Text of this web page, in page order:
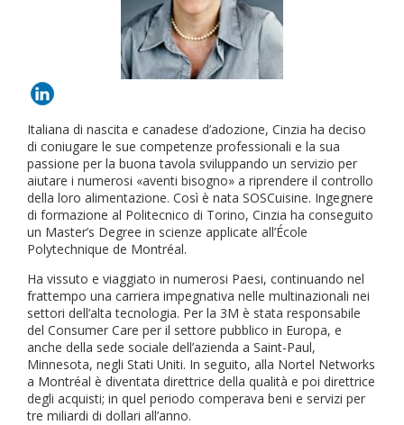
Italiana di nascita e canadese d’adozione, Cinzia ha deciso
di coniugare le sue competenze professionali e la sua
passione per la buona tavola sviluppando un servizio per
aiutare i numerosi «aventi bisogno» a riprendere il controllo
della loro alimentazione. Così è nata SOSCuisine. Ingegnere
di formazione al Politecnico di Torino, Cinzia ha conseguito
un Master’s Degree in scienze applicate all’École
Polytechnique de Montréal.
Ha vissuto e viaggiato in numerosi Paesi, continuando nel
frattempo una carriera impegnativa nelle multinazionali nei
settori dell’alta tecnologia. Per la 3M è stata responsabile
del Consumer Care per il settore pubblico in Europa, e
anche della sede sociale dell’azienda a Saint-Paul,
Minnesota, negli Stati Uniti. In seguito, alla Nortel Networks
a Montréal è diventata direttrice della qualità e poi direttrice
degli acquisti; in quel periodo comperava beni e servizi per
tre miliardi di dollari all’anno.